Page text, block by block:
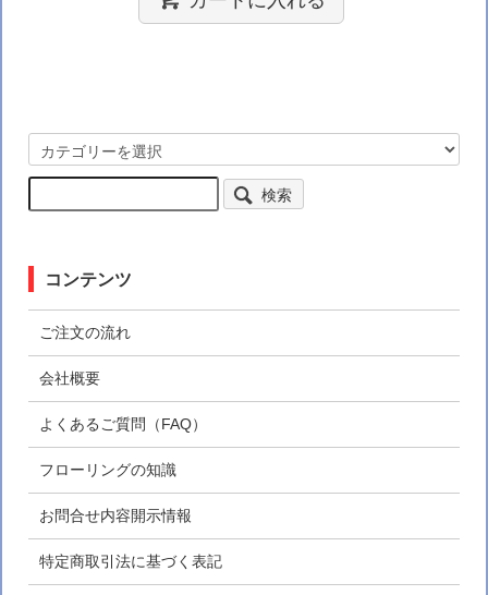
検索
コンテンツ
ご注文の流れ
会社概要
よくあるご質問（FAQ）
フローリングの知識
お問合せ内容開示情報
特定商取引法に基づく表記